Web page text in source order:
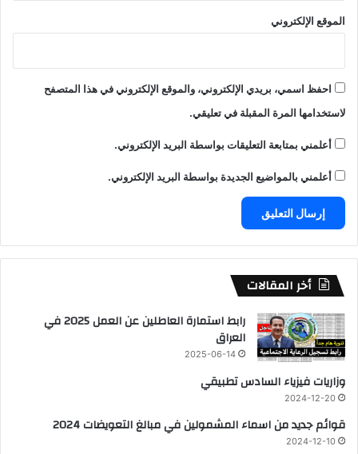
الموقع الإلكتروني
احفظ اسمي، بريدي الإلكتروني، والموقع الإلكتروني في هذا المتصفح
لاستخدامها المرة المقبلة في تعليقي.
أعلمني بمتابعة التعليقات بواسطة البريد الإلكتروني.
أعلمني بالمواضيع الجديدة بواسطة البريد الإلكتروني.
أخر المقالات
رابط استمارة العاطلين عن العمل 2025 في
العراق
2025-06-14
وزاريات فيزياء السادس تطبيقي
2024-12-20
قوائم جديد من اسماء المشمولين في مبالغ التعويضات 2024
2024-12-10